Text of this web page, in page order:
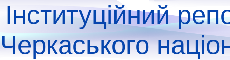
Інституційний
Черкаського